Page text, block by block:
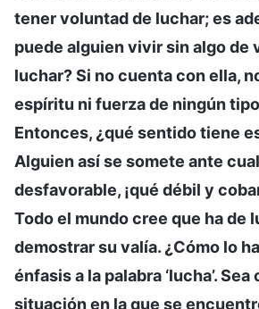
tener voluntad de luchar; es
puede alguien vivir sin algo de
luchar? Si no cuenta con ella,
espíritu ni fuerza de ningún
Entonces, ¿qué sentido tiene
Alguien así se somete ante
desfavorable, ¡qué débil y
Todo el mundo cree que ha de
demostrar su valía. ¿Cómo lo
énfasis a la palabra ‘lucha’. Sea
situación en la que se